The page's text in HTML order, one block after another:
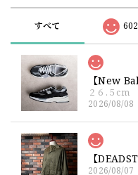
すべて 602
２６.５cm
2026/08/08
2026/08/07